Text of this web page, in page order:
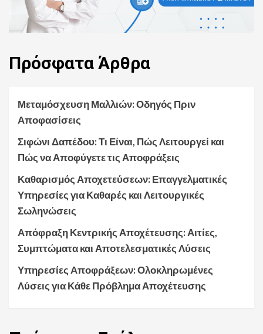
Πρόσφατα Άρθρα
Μεταμόσχευση Μαλλιών: Οδηγός Πριν
Αποφασίσεις
Σιφώνι Δαπέδου: Τι Είναι, Πώς Λειτουργεί και
Πώς να Αποφύγετε τις Αποφράξεις
Καθαρισμός Αποχετεύσεων: Επαγγελματικές
Υπηρεσίες για Καθαρές και Λειτουργικές
Σωληνώσεις
Απόφραξη Κεντρικής Αποχέτευσης: Αιτίες,
Συμπτώματα και Αποτελεσματικές Λύσεις
Υπηρεσίες Αποφράξεων: Ολοκληρωμένες
Λύσεις για Κάθε Πρόβλημα Αποχέτευσης